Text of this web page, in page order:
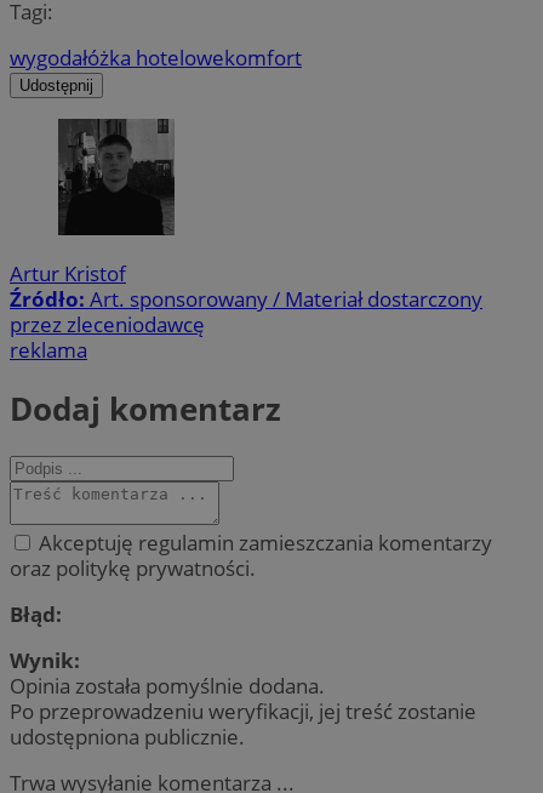
Tagi:
wygodałóżka hotelowekomfort
Udostępnij
Artur Kristof
Źródło: Art. sponsorowany / Materiał dostarczony
przez zleceniodawcę
reklama
Dodaj komentarz
Akceptuję regulamin zamieszczania komentarzy
oraz politykę prywatności.
Błąd:
Wynik:
Opinia została pomyślnie dodana.
Po przeprowadzeniu weryfikacji, jej treść zostanie
udostępniona publicznie.
Trwa wysyłanie komentarza ...